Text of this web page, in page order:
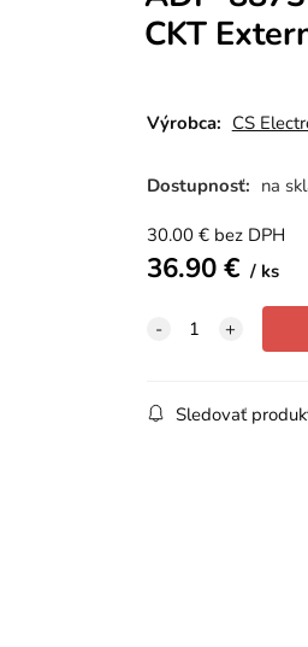
CKT
Výrobca: CS
Dostupnosť: na
30.00€ bez DPH
36.90€ ks
Sledovať